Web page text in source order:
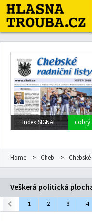
Leaflet| Map data ©OpenStreetMap
Index SIGNAL dobrý
Home > Cheb >
Veškerá politická
1
2 3 4